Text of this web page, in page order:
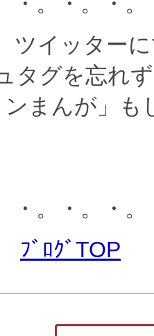
ツイッター
タグを忘れ
ンまんが」
・。・。・
ﾌﾞﾛｸﾞTOP